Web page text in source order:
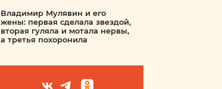
Владимир Мулявин и его
жены: первая сделала звездой,
вторая гуляла и мотала нервы,
а третья похоронила